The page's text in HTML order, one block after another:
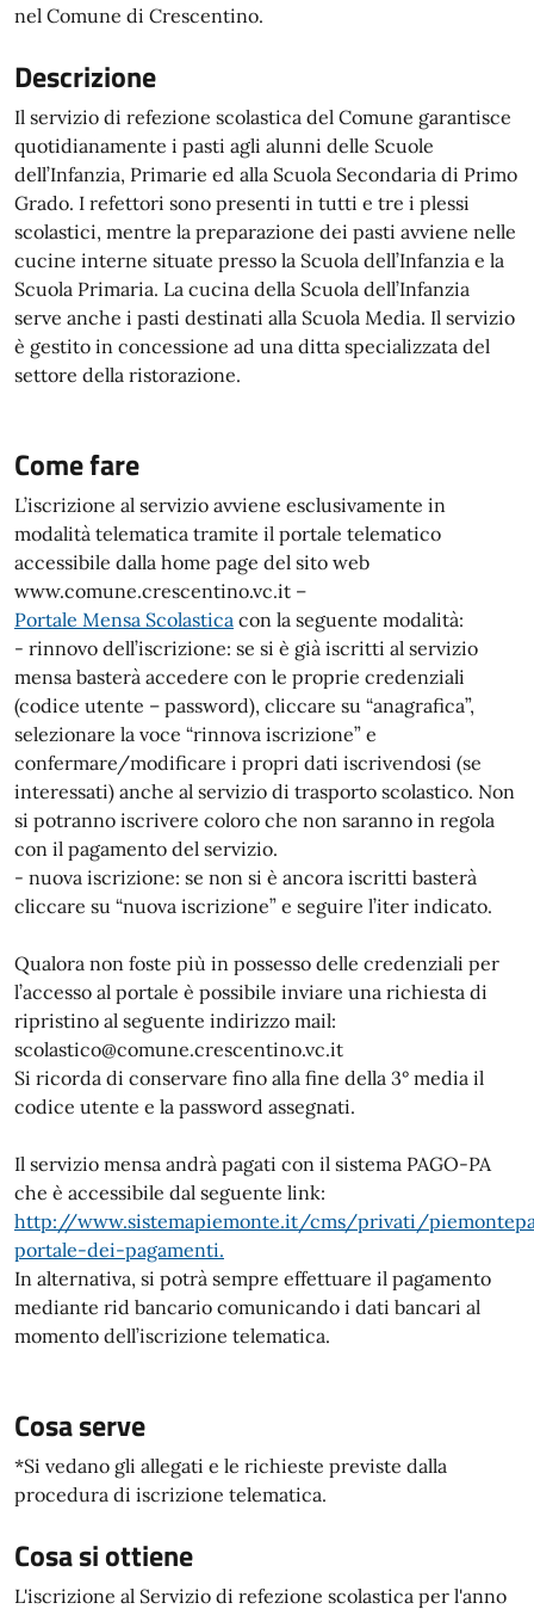
nel Comune di Crescentino.
Descrizione
Il servizio di refezione scolastica del Comune garantisce
quotidianamente i pasti agli alunni delle Scuole
dell’Infanzia, Primarie ed alla Scuola Secondaria di Primo
Grado. I refettori sono presenti in tutti e tre i plessi
scolastici, mentre la preparazione dei pasti avviene nelle
cucine interne situate presso la Scuola dell’Infanzia e la
Scuola Primaria. La cucina della Scuola dell’Infanzia
serve anche i pasti destinati alla Scuola Media. Il servizio
è gestito in concessione ad una ditta specializzata del
settore della ristorazione.
Come fare
L’iscrizione al servizio avviene esclusivamente in
modalità telematica tramite il portale telematico
accessibile dalla home page del sito web
www.comune.crescentino.vc.it –
Portale Mensa Scolastica con la seguente modalità:
- rinnovo dell’iscrizione: se si è già iscritti al servizio
mensa basterà accedere con le proprie credenziali
(codice utente – password), cliccare su “anagrafica”,
selezionare la voce “rinnova iscrizione” e
confermare/modificare i propri dati iscrivendosi (se
interessati) anche al servizio di trasporto scolastico. Non
si potranno iscrivere coloro che non saranno in regola
con il pagamento del servizio.
- nuova iscrizione: se non si è ancora iscritti basterà
cliccare su “nuova iscrizione” e seguire l’iter indicato.
Qualora non foste più in possesso delle credenziali per
l’accesso al portale è possibile inviare una richiesta di
ripristino al seguente indirizzo mail:
scolastico@comune.crescentino.vc.it
Si ricorda di conservare fino alla fine della 3° media il
codice utente e la password assegnati.
Il servizio mensa andrà pagati con il sistema PAGO-PA
che è accessibile dal seguente link:
http://www.sistemapiemonte.it/cms/privati/
portale-dei-pagamenti.
In alternativa, si potrà sempre effettuare il pagamento
mediante rid bancario comunicando i dati bancari al
momento dell’iscrizione telematica.
Cosa serve
*Si vedano gli allegati e le richieste previste dalla
procedura di iscrizione telematica.
Cosa si ottiene
L'iscrizione al Servizio di refezione scolastica per l'anno